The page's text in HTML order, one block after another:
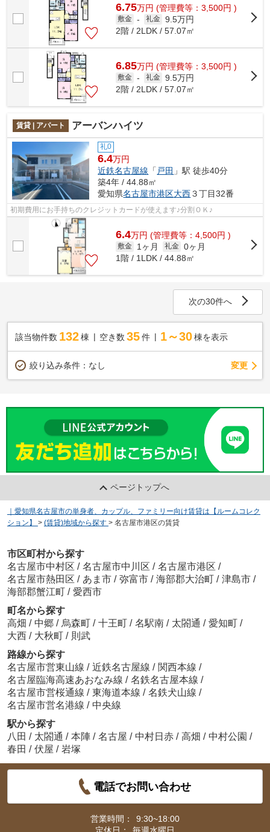
6.75万円 (管理費等：3,500円 )
敷金 - 礼金 9.5万円
2階 / 2LDK / 57.07㎡
6.85万円 (管理費等：3,500円 )
敷金 - 礼金 9.5万円
2階 / 2LDK / 57.07㎡
賃貸 | アパート アーバンハイツ
礼0
6.4万円
近鉄名古屋線 「 戸田 」駅 徒歩40分
築4年 / 44.88㎡
愛知県名古屋市港区大西３丁目32番
初期費用にお手持ちのクレジットカードが使えます♪分割ＯＫ♪
6.4万円 (管理費等：4,500円 )
敷金 1ヶ月 礼金 0ヶ月
1階 / 1LDK / 44.88㎡
次の30件へ
該当物件数 132棟 空き数 35 件 1～30 棟を表示
絞り込み条件： なし 変更
ページトップへ
｜愛知県名古屋市の単身者、カップル、ファミリー向け賃貸は【ルームコレク
ション】
> (賃貸)地域から探す > 名古屋市港区の賃貸
市区町村から探す
名古屋市中村区 / 名古屋市中川区 / 名古屋市港区 /
名古屋市熱田区 / あま市 / 弥富市 / 海部郡大治町 / 津島市 /
海部郡蟹江町 / 愛西市
町名から探す
高畑 / 中郷 / 烏森町 / 十王町 / 名駅南 / 太閤通 / 愛知町 /
大西 / 大秋町 / 則武
路線から探す
名古屋市営東山線 / 近鉄名古屋線 / 関西本線 /
名古屋臨海高速あおなみ線 / 名鉄名古屋本線 /
名古屋市営桜通線 / 東海道本線 / 名鉄犬山線 /
名古屋市営名港線 / 中央線
駅から探す
八田 / 太閤通 / 本陣 / 名古屋 / 中村日赤 / 高畑 / 中村公園 /
春田 / 伏屋 / 岩塚
電話でお問い合わせ
営業時間：
9:30~18:00
定休日：
毎週水曜日